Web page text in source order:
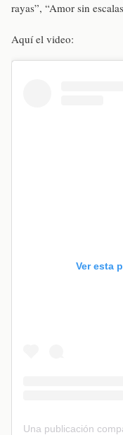
rayas”, “Amor sin
Aquí el video:
Ver esta